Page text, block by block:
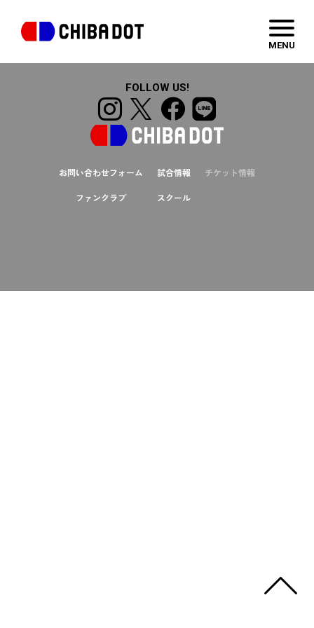
MENU
FOLLOW US!
お問い合わせフォーム 試合情報 チケット情報
ファンクラブ スクール